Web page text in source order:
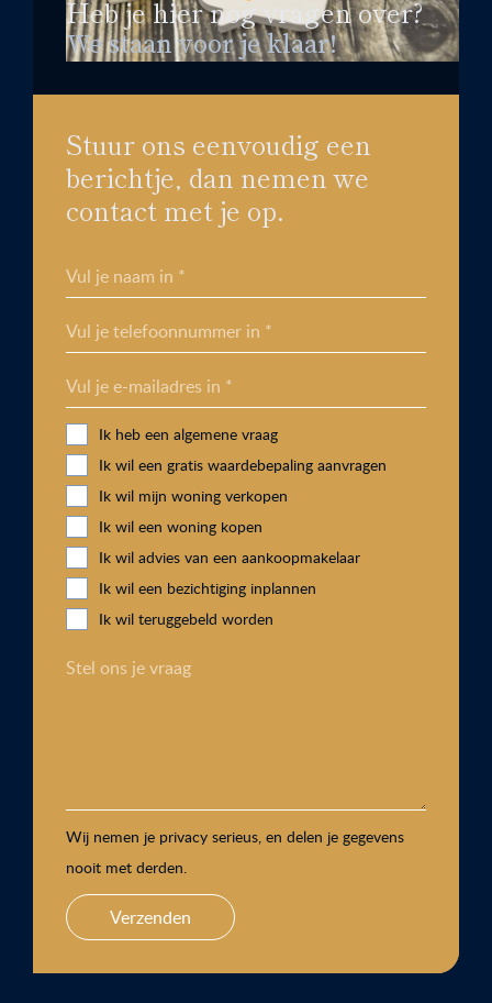
Heb je hier nog vragen over?
We staan voor je klaar!
Stuur ons eenvoudig een
berichtje, dan nemen we
contact met je op.
Vul je naam in *
Vul je telefoonnummer in *
Vul je e-mailadres in *
Ik heb een algemene vraag
Ik wil een gratis waardebepaling aanvragen
Ik wil mijn woning verkopen
Ik wil een woning kopen
Ik wil advies van een aankoopmakelaar
Ik wil een bezichtiging inplannen
Ik wil teruggebeld worden
Stel ons je vraag
Wij nemen je privacy serieus, en delen je gegevens
nooit met derden.
Verzenden